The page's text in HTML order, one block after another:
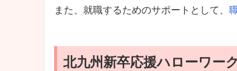
また、就職するためのサポートとして、
北九州新卒応援ハローワー